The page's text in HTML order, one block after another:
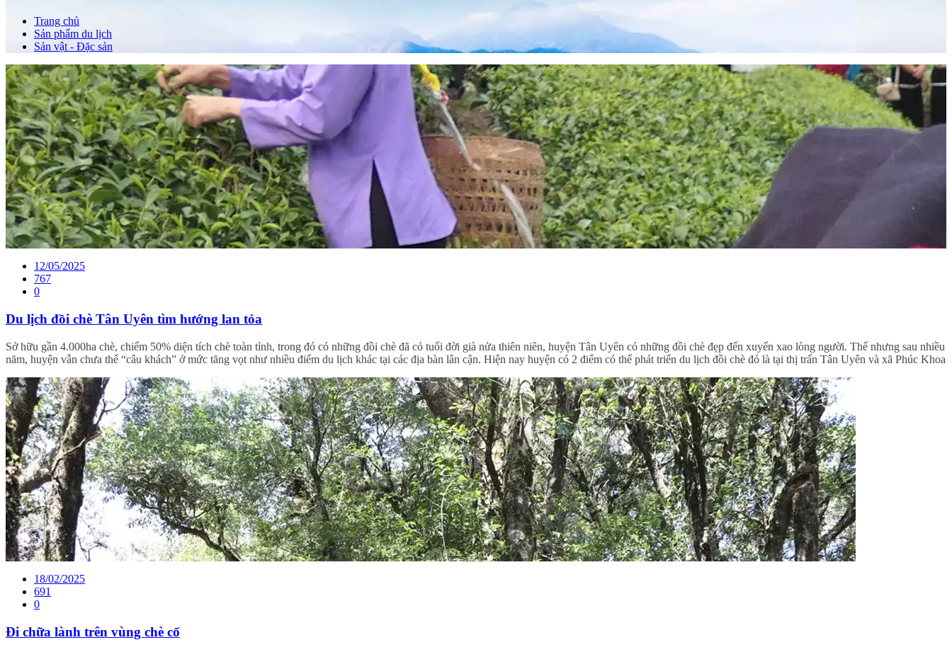
Trang chủ
Sản phẩm du lịch
Sản vật - Đặc sản
12/05/2025
767
0
Du lịch đồi chè Tân Uyên tìm hướng lan tỏa
Sở hữu gần 4.000ha chè, chiếm 50% diện tích chè toàn tỉnh, trong đó có những đồi chè đã có tuổi đời già nửa thiên niên, huyện Tân Uyên có những đồi chè đẹp đến xuyến xao lòng người. Thế nhưng sau nhiều
năm, huyện vẫn chưa thể “câu khách” ở mức tăng vọt như nhiều điểm du lịch khác tại các địa bàn lân cận. Hiện nay huyện có 2 điểm có thể phát triển du lịch đồi chè đó là tại thị trấn Tân Uyên và xã Phúc Khoa
18/02/2025
691
0
Đi chữa lành trên vùng chè cổ